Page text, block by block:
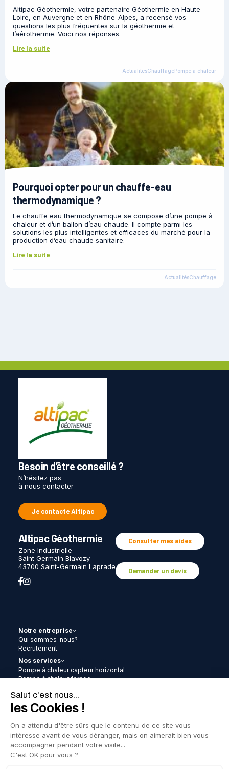
Altipac Géothermie, votre partenaire Géothermie en Haute-
Loire, en Auvergne et en Rhône-Alpes, a recensé vos
questions les plus fréquentes sur la géothermie et
l’aérothermie. Voici nos réponses.
Lire la suite
ActualitésChauffagePompe à chaleur
Pourquoi opter pour un chauffe-eau
thermodynamique ?
Le chauffe eau thermodynamique se compose d’une pompe à
chaleur et d’un ballon d’eau chaude. Il compte parmi les
solutions les plus intelligentes et efficaces du marché pour la
production d’eau chaude sanitaire.
Lire la suite
ActualitésChauffage
Besoin d’être conseillé ?
N’hésitez pas
à nous contacter
Je contacte Altipac
Altipac Géothermie
Zone Industrielle
Saint Germain Blavozy
43700 Saint-Germain Laprade
Consulter mes aides
Demander un devis
Notre entreprise
Qui sommes-nous?
Recrutement
Nos services
Pompe à chaleur capteur horizontal
Pompe à chaleur forage
Pompe à chaleur clim
Photovoltaïque
Remplacement gaz-gaz / gaz-eau
Contrat d’entretien
Les aides